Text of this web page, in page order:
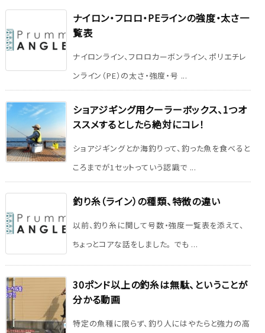
ナイロン・フロロ・PEラインの強度・太さ一
覧表
ナイロンライン、フロロカーボンライン、ポリエチレ
ンライン（PE）の太さ・強度・号 ...
ショアジギング用クーラーボックス、1つオ
ススメするとしたら絶対にコレ！
ショアジギングとか海釣りって、釣った魚を食べると
ころまでが1セットっていう認識で ...
釣り糸（ライン）の種類、特徴の違い
以前、釣り糸に関して号数・強度一覧表を添えて、
ちょっとコアな話をしました。 でも ...
30ポンド以上の釣糸は無駄、ということが
分かる動画
特定の魚種に限らず、釣り人にはやたらと強力の高